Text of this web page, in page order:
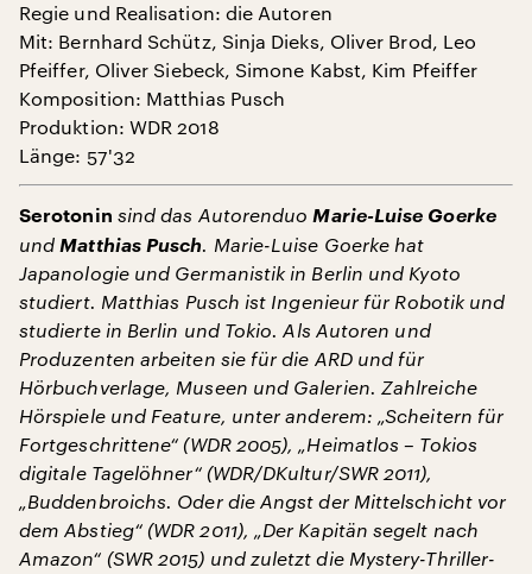
Regie und Realisation: die Autoren
Mit: Bernhard Schütz, Sinja Dieks, Oliver Brod, Leo
Pfeiffer, Oliver Siebeck, Simone Kabst, Kim Pfeiffer
Komposition: Matthias Pusch
Produktion: WDR 2018
Länge: 57'32
Serotonin sind das AutorenduoMarie-Luise Goerke
undMatthias Pusch. Marie-Luise Goerke hat
Japanologie und Germanistik in Berlin und Kyoto
studiert. Matthias Pusch ist Ingenieur für Robotik und
studierte in Berlin und Tokio. Als Autoren und
Produzenten arbeiten sie für die ARD und für
Hörbuchverlage, Museen und Galerien. Zahlreiche
Hörspiele und Feature, unter anderem: „Scheitern für
Fortgeschrittene“ (WDR 2005), „Heimatlos – Tokios
digitale Tagelöhner“ (WDR/DKultur/SWR 2011),
„Buddenbroichs. Oder die Angst der Mittelschicht vor
dem Abstieg“ (WDR 2011), „Der Kapitän segelt nach
Amazon“ (SWR 2015) und zuletzt die Mystery-Thriller-